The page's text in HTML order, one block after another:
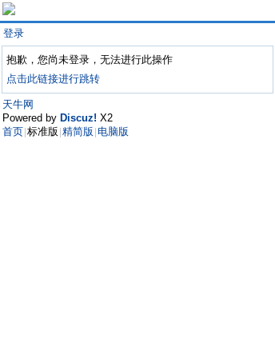
登录
抱歉，您尚未登录，无法进行此操作
点击此链接进行跳转
天牛网
Powered by Discuz! X2
首页 标准版 精简版 电脑版